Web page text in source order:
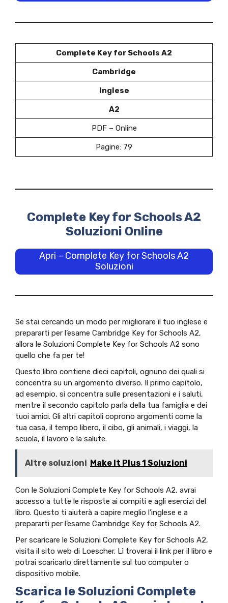
Complete Key for Schools A2
Cambridge
Inglese
A2
PDF – Online
Pagine: 79
Complete Key for Schools A2
Soluzioni Online
Apri – Complete Key for Schools A2
Soluzioni
Se stai cercando un modo per migliorare il tuo inglese e
prepararti per l’esame Cambridge Key for Schools A2,
allora le Soluzioni Complete Key for Schools A2 sono
quello che fa per te!
Questo libro contiene dieci capitoli, ognuno dei quali si
concentra su un argomento diverso. Il primo capitolo,
ad esempio, si concentra sulle presentazioni e i saluti,
mentre il secondo capitolo parla della tua famiglia e dei
tuoi amici. Gli altri capitoli coprono argomenti come la
tua casa, il tempo libero, il cibo, gli animali, i viaggi, la
scuola, il lavoro e la salute.
Altre soluzioni Make It Plus 1 Soluzioni
Con le Soluzioni Complete Key for Schools A2, avrai
accesso a tutte le risposte ai compiti e agli esercizi del
libro. Questo ti aiuterà a capire meglio l’inglese e a
prepararti per l’esame Cambridge Key for Schools A2.
Per scaricare le Soluzioni Complete Key for Schools A2,
visita il sito web di Loescher. Lì troverai il link per il libro e
potrai scaricarlo direttamente sul tuo computer o
dispositivo mobile.
Scarica le Soluzioni Complete